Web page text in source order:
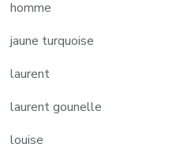
homme
jaune turquoise
laurent
laurent gounelle
louise